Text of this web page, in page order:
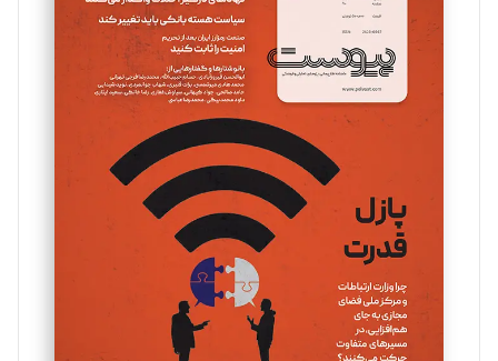
تحریریه
مینا پاکدل
یسنا امان‌پور
تحریریه
ملینا جعفری
تحریریه